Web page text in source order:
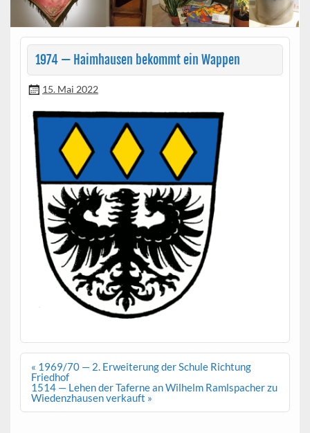
1974 — Haimhausen bekommt ein Wappen
15. Mai 2022
Beitragsnavigation
« 1969/70 — 2. Erweiterung der Schule Richtung
Friedhof
1514 — Lehen der Taferne an Wilhelm Ramlspacher zu
Wiedenzhausen verkauft »